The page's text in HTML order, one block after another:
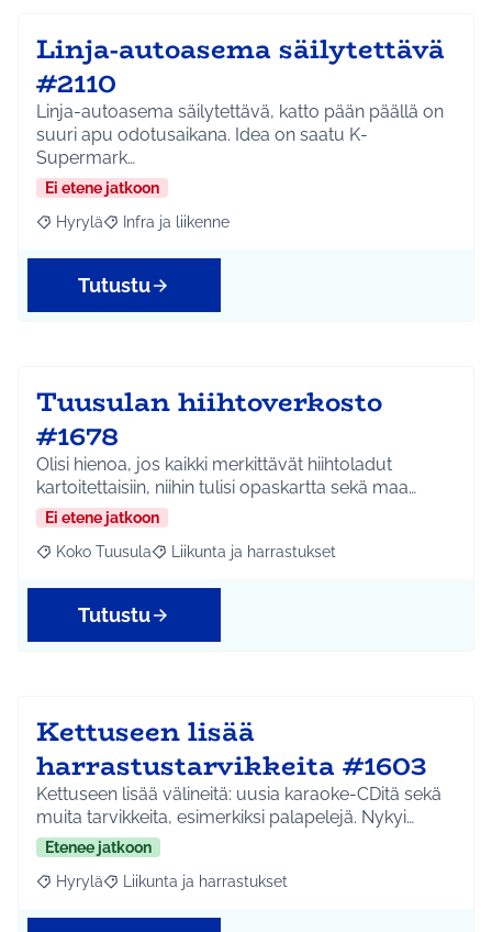
Linja-autoasema säilytettävä
#2110
Linja-autoasema säilytettävä, katto pään päällä on
suuri apu odotusaikana. Idea on saatu K-
Supermark…
Ei etene jatkoon
Rajaa tulokset aihepiirin mukaan: Hyrylä
Hyrylä Rajaa tulokset teeman mukaan: Infra ja liikenne
Infra ja liikenne
Tutustu
Tuusulan hiihtoverkosto
#1678
Olisi hienoa, jos kaikki merkittävät hiihtoladut
kartoitettaisiin, niihin tulisi opaskartta sekä maa…
Ei etene jatkoon
Rajaa tulokset aihepiirin mukaan: Koko Tuusula
Koko Tuusula Rajaa tulokset teeman mukaan: Liikunta ja
Liikunta ja harrastukset
Tutustu
Kettuseen lisää
harrastustarvikkeita #1603
Kettuseen lisää välineitä: uusia karaoke-CDitä sekä
muita tarvikkeita, esimerkiksi palapelejä. Nykyi…
Etenee jatkoon
Rajaa tulokset aihepiirin mukaan: Hyrylä
Hyrylä Rajaa tulokset teeman mukaan: Liikunta ja
Liikunta ja harrastukset